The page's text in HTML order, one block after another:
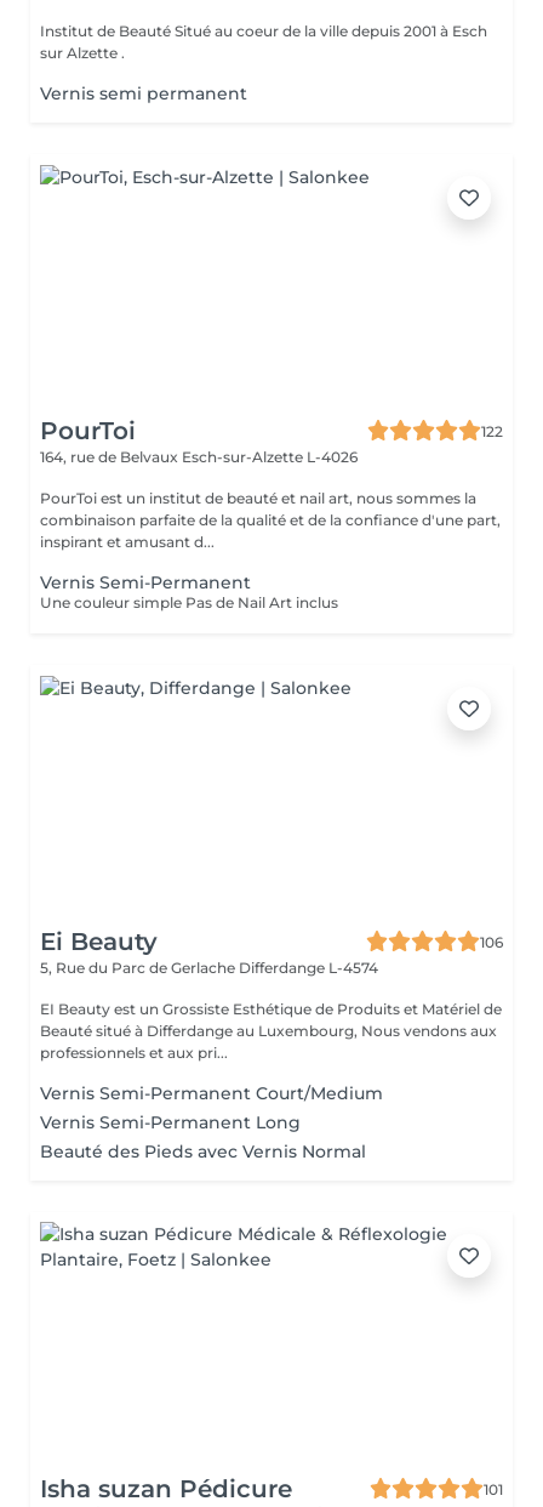
Institut de Beauté Situé au coeur de la ville depuis 2001 à Esch
sur Alzette .
Vernis semi permanent
PourToi
122
164, rue de Belvaux Esch-sur-Alzette L-4026
PourToi est un institut de beauté et nail art, nous sommes la
combinaison parfaite de la qualité et de la confiance d'une part,
inspirant et amusant d...
Vernis Semi-Permanent
Une couleur simple Pas de Nail Art inclus
Ei Beauty
106
5, Rue du Parc de Gerlache Differdange L-4574
EI Beauty est un Grossiste Esthétique de Produits et Matériel de
Beauté situé à Differdange au Luxembourg, Nous vendons aux
professionnels et aux pri...
Vernis Semi-Permanent Court/Medium
Vernis Semi-Permanent Long
Beauté des Pieds avec Vernis Normal
Isha suzan Pédicure
101